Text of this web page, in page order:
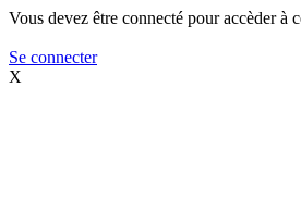
Vous devez être connecté pour accèder à
Se connecter
X